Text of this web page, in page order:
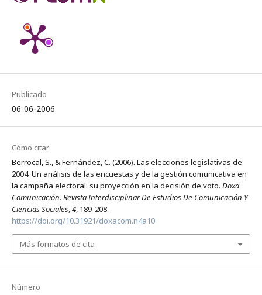
Publicado
06-06-2006
Número
Cómo citar
Berrocal, S., & Fernández, C. (2006). Las elecciones legislativas de
2004. Un análisis de las encuestas y de la gestión comunicativa en
la campaña electoral: su proyección en la decisión de voto. Doxa
Comunicación. Revista Interdisciplinar De Estudios De Comunicación Y
Ciencias Sociales,4, 189-208.
https://doi.org/10.31921/doxacom.n4a10
Más formatos de cita